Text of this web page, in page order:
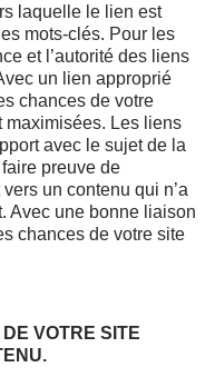
laquelle le lien est
mots-clés. Pour les
et l’autorité des liens
un lien approprié
chances de votre
maximisées. Les liens
avec le sujet de la
preuve de
un contenu qui n’a
Avec une bonne liaison
chances de votre site
VOTRE SITE